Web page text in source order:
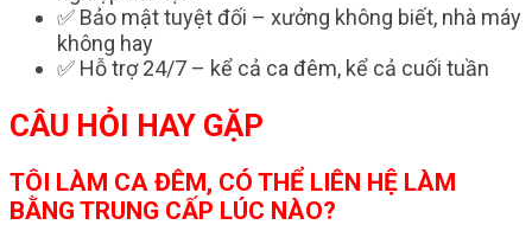
✅ Bảo mật tuyệt đối – xưởng không biết, nhà máy
không hay
✅ Hỗ trợ 24/7 – kể cả ca đêm, kể cả cuối tuần
CÂU HỎI HAY GẶP
TÔI LÀM CA ĐÊM, CÓ THỂ LIÊN HỆ LÀM
BẰNG TRUNG CẤP LÚC NÀO?